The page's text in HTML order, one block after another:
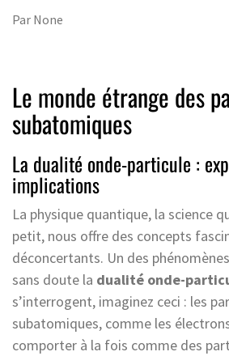
Par None
Le monde étrange des
subatomiques
La dualité onde-particule :
implications
La physique quantique, la science
petit, nous offre des concepts
déconcertants. Un des
sans doute la dualité onde-
s’interrogent, imaginez ceci : les
subatomiques, comme les
comporter à la fois comme des